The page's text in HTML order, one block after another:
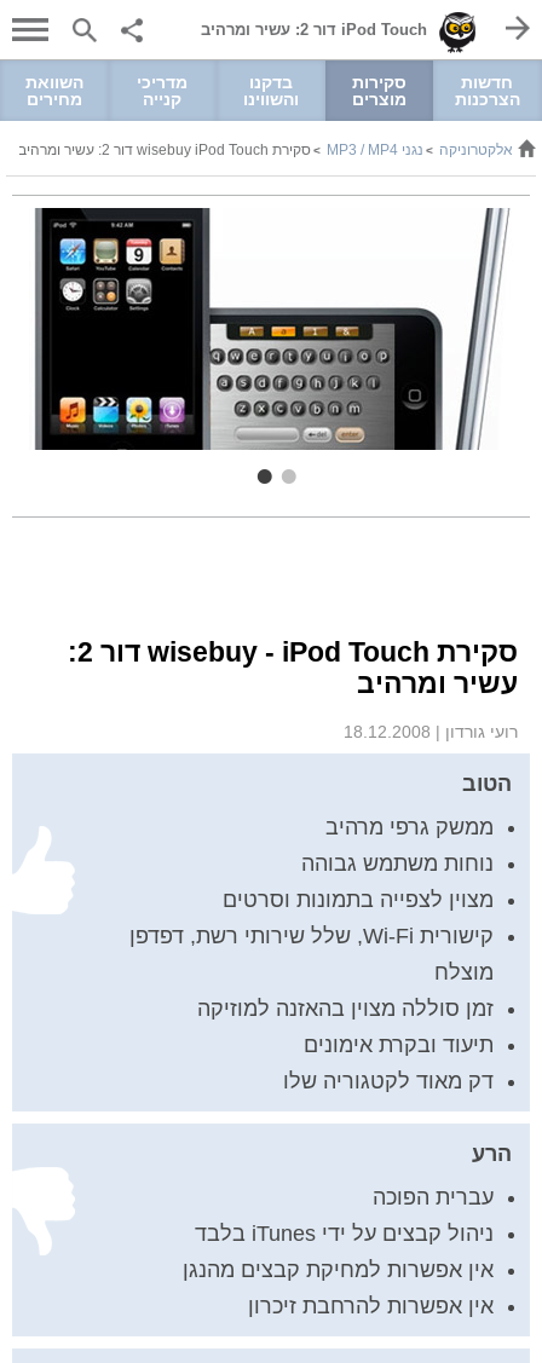
iPod Touch דור 2: עשיר ומרהיב
חדשות
הצרכנות
סקירות
מוצרים
בדקנו
והשווינו
מדריכי
קנייה
השוואת
מחירים
ואלקטרוניקה > נגני MP3 / MP4 >סקירת wisebuy iPod Touch דור 2: עשיר ומרהיב
סקירת wisebuy - iPod Touch דור 2:
עשיר ומרהיב
רועי גורדון |
הטוב
ממשק גרפי מרהיב
נוחות משתמש גבוהה
מצוין לצפייה בתמונות וסרטים
קישורית Wi-Fi, שלל שירותי רשת, דפדפן
מוצלח
זמן סוללה מצוין בהאזנה למוזיקה
תיעוד ובקרת אימונים
דק מאוד לקטגוריה שלו
הרע
עברית הפוכה
ניהול קבצים על ידי iTunes בלבד
אין אפשרות למחיקת קבצים מהנגן
אין אפשרות להרחבת זיכרון